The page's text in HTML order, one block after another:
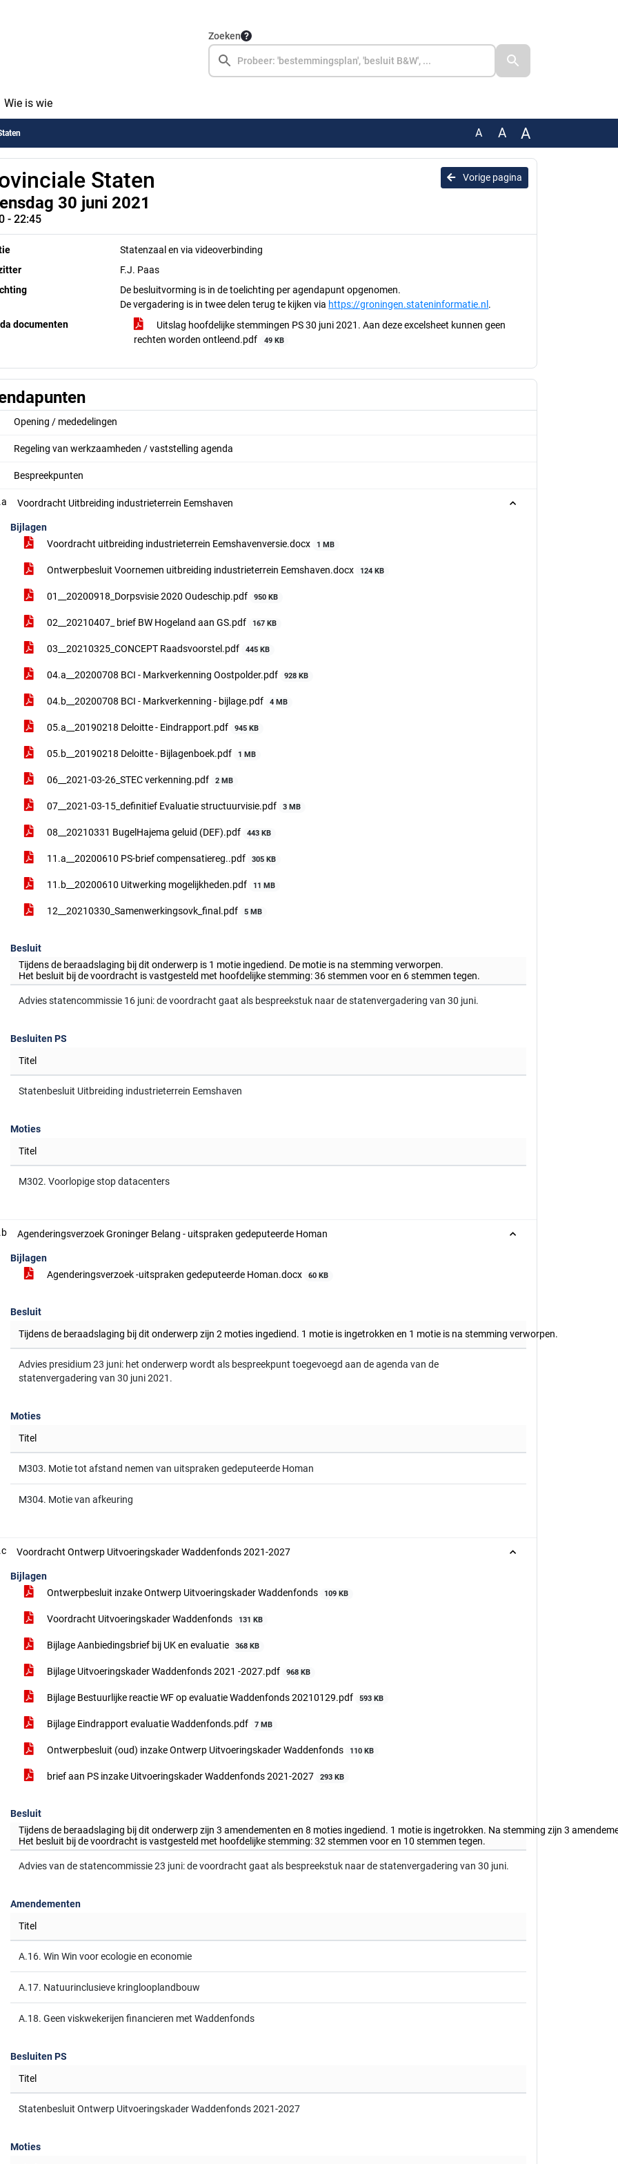
Zoeken
Wie is wie
A A A
Vorige pagina
Staten
30 juni 2021
- 22:45
Statenzaal en via videoverbinding
F.J. Paas
De besluitvorming is in de toelichting per agendapunt opgenomen.
De vergadering is in twee delen terug te kijken via https://groningen.stateninformatie.nl .
documenten
Uitslag hoofdelijke stemmingen PS 30 juni 2021. Aan deze excelsheet kunnen geen
rechten worden ontleend.pdf
49 KB
Opening / mededelingen
Regeling van werkzaamheden / vaststelling agenda
Bespreekpunten
Voordracht Uitbreiding industrieterrein Eemshaven
Bijlagen
Voordracht uitbreiding industrieterrein Eemshavenversie.docx
1 MB
Ontwerpbesluit Voornemen uitbreiding industrieterrein Eemshaven.docx 124 KB
01__20200918_Dorpsvisie 2020 Oudeschip.pdf 950 KB
02__20210407_ brief BW Hogeland aan GS.pdf 167 KB
03__20210325_CONCEPT Raadsvoorstel.pdf 445 KB
04.a__20200708 BCI - Markverkenning Oostpolder.pdf 928 KB
04.b__20200708 BCI - Markverkenning - bijlage.pdf 4 MB
05.a__20190218 Deloitte - Eindrapport.pdf 945 KB
05.b__20190218 Deloitte - Bijlagenboek.pdf 1 MB
06__2021-03-26_STEC verkenning.pdf 2 MB
07__2021-03-15_definitief Evaluatie structuurvisie.pdf 3 MB
08__20210331 BugelHajema geluid (DEF).pdf 443 KB
11.a__20200610 PS-brief compensatiereg..pdf 305 KB
11.b__20200610 Uitwerking mogelijkheden.pdf 11 MB
12__20210330_Samenwerkingsovk_final.pdf 5 MB
Besluit
Tijdens de beraadslaging bij dit onderwerp is 1 motie ingediend. De motie is na stemming verworpen.
Het besluit bij de voordracht is vastgesteld met hoofdelijke stemming: 36 stemmen voor en 6 stemmen tegen.
Advies statencommissie 16 juni: de voordracht gaat als bespreekstuk naar de statenvergadering van 30 juni.
Besluiten PS
Titel
Statenbesluit Uitbreiding industrieterrein Eemshaven
Moties
Titel
M302. Voorlopige stop datacenters
Agenderingsverzoek Groninger Belang - uitspraken gedeputeerde Homan
Bijlagen
Agenderingsverzoek -uitspraken gedeputeerde Homan.docx
60 KB
Besluit
Tijdens de beraadslaging bij dit onderwerp zijn 2 moties ingediend. 1 motie is ingetrokken en 1 motie is na stemming verworpen.
Advies presidium 23 juni: het onderwerp wordt als bespreekpunt toegevoegd aan de agenda van de
statenvergadering van 30 juni 2021.
Moties
Titel
M303. Motie tot afstand nemen van uitspraken gedeputeerde Homan
M304. Motie van afkeuring
Voordracht Ontwerp Uitvoeringskader Waddenfonds 2021-2027
Bijlagen
Ontwerpbesluit inzake Ontwerp Uitvoeringskader Waddenfonds
109 KB
Voordracht Uitvoeringskader Waddenfonds 131 KB
Bijlage Aanbiedingsbrief bij UK en evaluatie 368 KB
Bijlage Uitvoeringskader Waddenfonds 2021 -2027.pdf 968 KB
Bijlage Bestuurlijke reactie WF op evaluatie Waddenfonds 20210129.pdf 593 KB
Bijlage Eindrapport evaluatie Waddenfonds.pdf 7 MB
Ontwerpbesluit (oud) inzake Ontwerp Uitvoeringskader Waddenfonds 110 KB
brief aan PS inzake Uitvoeringskader Waddenfonds 2021-2027 293 KB
Besluit
Tijdens de beraadslaging bij dit onderwerp zijn 3 amendementen en 8 moties ingediend. 1 motie is ingetrokken. Na stemming zijn 3
Het besluit bij de voordracht is vastgesteld met hoofdelijke stemming: 32 stemmen voor en 10 stemmen tegen.
Advies van de statencommissie 23 juni: de voordracht gaat als bespreekstuk naar de statenvergadering van 30 juni.
Amendementen
Titel
A.16. Win Win voor ecologie en economie
A.17. Natuurinclusieve kringlooplandbouw
A.18. Geen viskwekerijen financieren met Waddenfonds
Besluiten PS
Titel
Statenbesluit Ontwerp Uitvoeringskader Waddenfonds 2021-2027
Moties